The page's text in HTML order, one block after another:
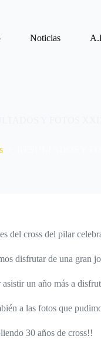
Noticias
cross del pilar
disfrutar de una gran
un año más a
a las fotos que
30 años de cross!!